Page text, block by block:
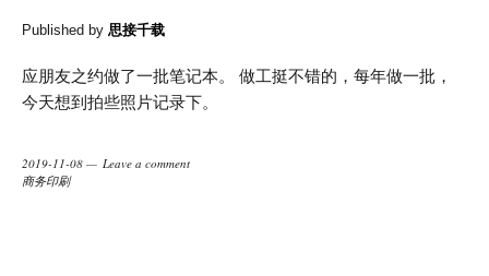
Published by 思接千载
应朋友之约做了一批笔记本。 做工挺不错的，每年做一批，
今天想到拍些照片记录下。
2019-11-08
Leave a comment
商务印刷